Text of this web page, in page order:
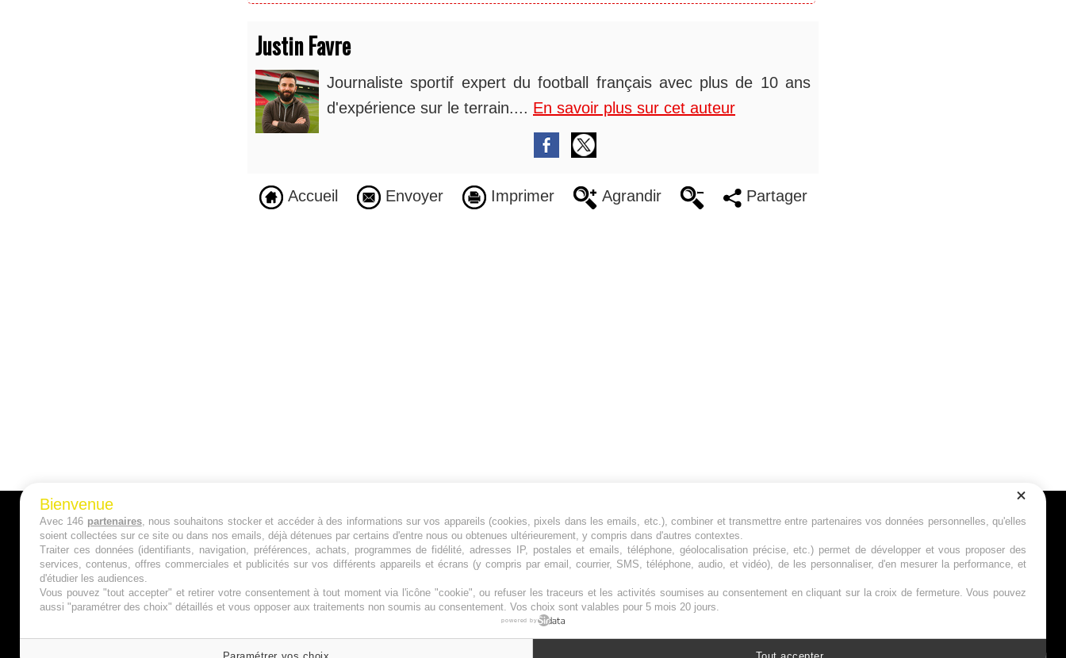
Justin Favre
Journaliste sportif expert du football français avec plus de 10 ans
d'expérience sur le terrain.... En savoir plus sur cet auteur
Accueil Envoyer Imprimer Agrandir Partager
A PROPOS
Qui sommes nous ?
Mentions Légales
Politique de Cookies
Jeunesfooteux est un média sportif qui traite
principalement de l'actualité de la Ligue 1 et
des grosses actualités de la Ligue 2 et du
Plan du site | Syndication |Powered by WM
Suivez-nous
Bienvenue
Avec 146 partenaires, nous souhaitons stocker et accéder à des informations sur vos appareils (cookies, pixels dans les emails, etc.), combiner et transmettre entre partenaires vos données personnelles, qu'elles
soient collectées sur ce site ou dans nos emails, déjà détenues par certains d'entre nous ou obtenues ultérieurement, y compris dans d'autres contextes.
Traiter ces données (identifiants, navigation, préférences, achats, programmes de fidélité, adresses IP, postales et emails, téléphone, géolocalisation précise, etc.) permet de développer et vous proposer des
services, contenus, offres commerciales et publicités sur vos différents appareils et écrans (y compris par email, courrier, SMS, téléphone, audio, et vidéo), de les personnaliser, d'en mesurer la performance, et
d'étudier les audiences.
Vous pouvez "tout accepter" et retirer votre consentement à tout moment via l'icône "cookie", ou refuser les traceurs et les activités soumises au consentement en cliquant sur la croix de fermeture. Vous pouvez
aussi "paramétrer des choix" détaillés et vous opposer aux traitements non soumis au consentement. Vos choix sont valables pour 5 mois 20 jours.
powered by